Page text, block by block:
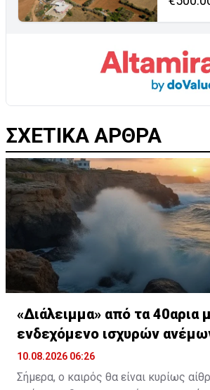
ΣΧΕΤΙΚΑ ΑΡΘΡΑ
«Διάλειμμα» από τα 40αρια
ενδεχόμενο ισχυρών
στα ορεινά
10.08.2026 06:26
Σήμερα, ο καιρός θα είναι κυρίως